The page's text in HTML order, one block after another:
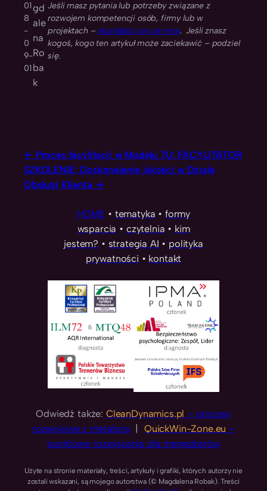
01
8
-
0
9-
01
gd
ale
na
Ro
ba
k
Jeśli masz pytania lub potrzeby związane z
rozwojem kompetencji osób, firmy lub w
projektach –skontaktuj się ze mną. Jeśli znasz
kogoś, kogo ten artykuł może zaciekawić – podziel
się.
Proces facylitacji w Modelu 7U: FACYLITATOR
SZKOLENIE: Doskonalenie jakości w Dziale
Obsługi Klienta
HOME • tematyka • formy
wsparcia • czytelnia • kim
jestem? • strategia AI • polityka
prywatności • kontakt
Odwiedź także: CleanDynamics.pl – procesy
rozwojowe z metaforą
QuickWin-Zone.eu –
punktowe rozwiązania dla menedżerów
Użyte na stronie materiały, treści, artykuły i grafiki, których autorzy nie
zostali wskazani, są mojego autorstwa (© Magdalena Robak). Treści